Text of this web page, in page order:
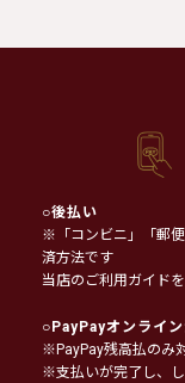
○後払い
※「コンビニ」「郵
済方法です
当店のご利用ガイド
○PayPayオンライ
※PayPay残高払のみ
※支払いが完了し、